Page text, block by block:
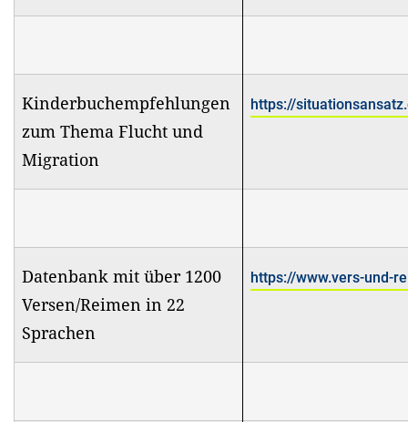
Kinderbuchempfehlungen
zum Thema Flucht und
Migration
https://
Datenbank mit über 1200
Versen/Reimen in 22
Sprachen
https://www.vers-und-